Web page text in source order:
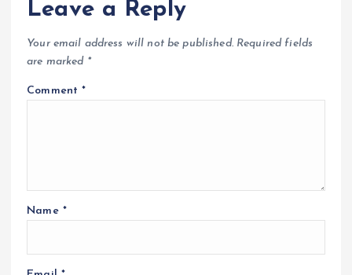
Leave a Reply
Your email address will not be published. Required fields
are marked *
Comment*
Name *